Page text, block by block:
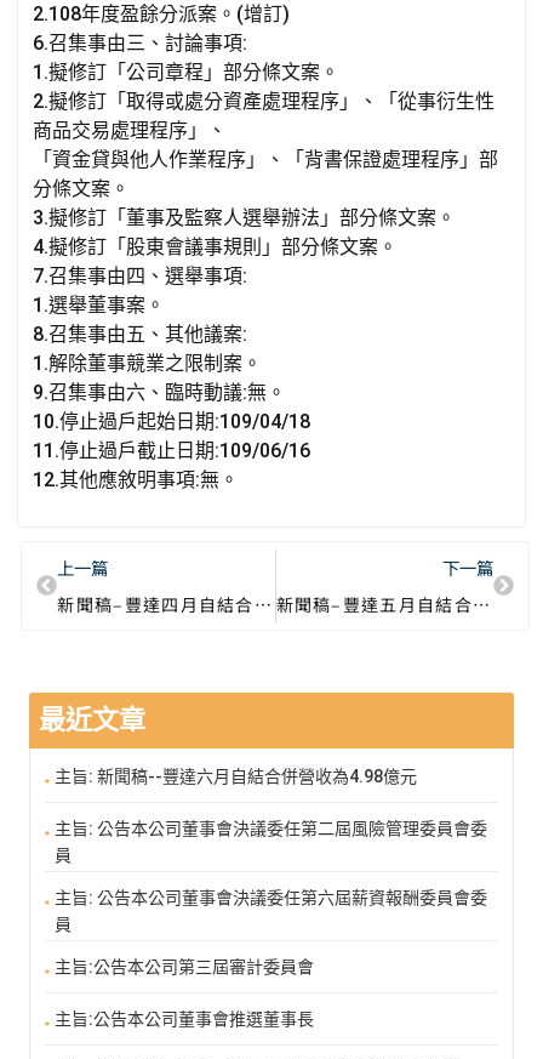
2.108年度盈餘分派案。(增訂)
6.召集事由三、討論事項:
1.擬修訂「公司章程」部分條文案。
2.擬修訂「取得或處分資產處理程序」、「從事衍生性
商品交易處理程序」、
「資金貸與他人作業程序」、「背書保證處理程序」部
分條文案。
3.擬修訂「董事及監察人選舉辦法」部分條文案。
4.擬修訂「股東會議事規則」部分條文案。
7.召集事由四、選舉事項:
1.選舉董事案。
8.召集事由五、其他議案:
1.解除董事競業之限制案。
9.召集事由六、臨時動議:無。
10.停止過戶起始日期:109/04/18
11.停止過戶截止日期:109/06/16
12.其他應敘明事項:無。
上一篇
新聞稿–豐達四月自結合併營收為1.45億元
下一篇
新聞稿–豐達五月自結合併營收為1.15億元
最近文章
主旨: 新聞稿--豐達六月自結合併營收為4.98億元
主旨: 公告本公司董事會決議委任第二屆風險管理委員會委
員
主旨: 公告本公司董事會決議委任第六屆薪資報酬委員會委
員
主旨:公告本公司第三屆審計委員會
主旨:公告本公司董事會推選董事長